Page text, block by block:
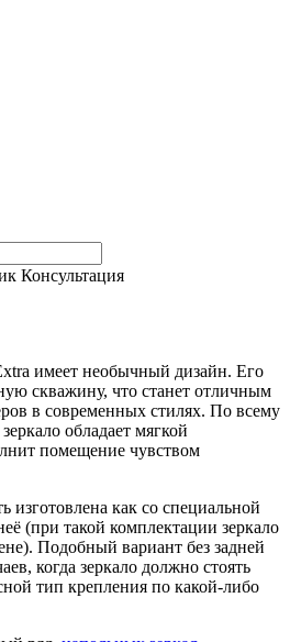
Консультация
имеет необычный дизайн. Его
скважину, что станет отличным
в современных стилях. По всему
обладает мягкой
помещение чувством
изготовлена как со специальной
(при такой комплектации зеркало
Подобный вариант без задней
когда зеркало должно стоять
тип крепления по какой-либо